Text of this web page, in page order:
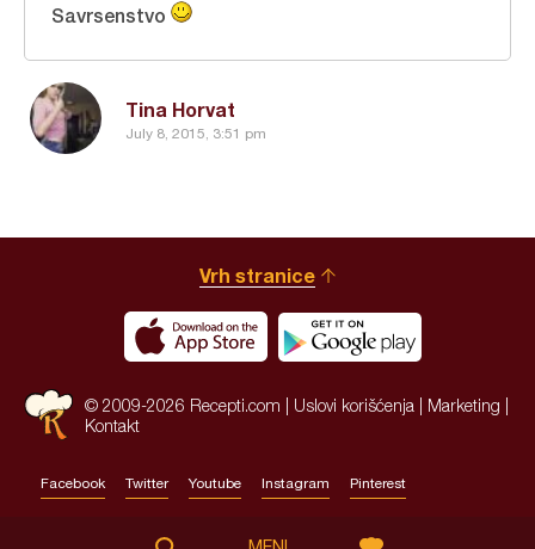
Tina Horvat
July 8, 2015, 3:51 pm
Savrsenstvo
Vrh stranice
© 2009-2026 Recepti.com | Uslovi korišćenja Marketing
Kontakt
Facebook Twitter Youtube Instagram Pinterest